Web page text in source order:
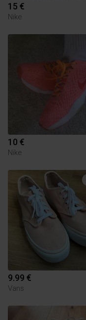
15 €
Nike
10 €
Nike
9.99 €
Vans